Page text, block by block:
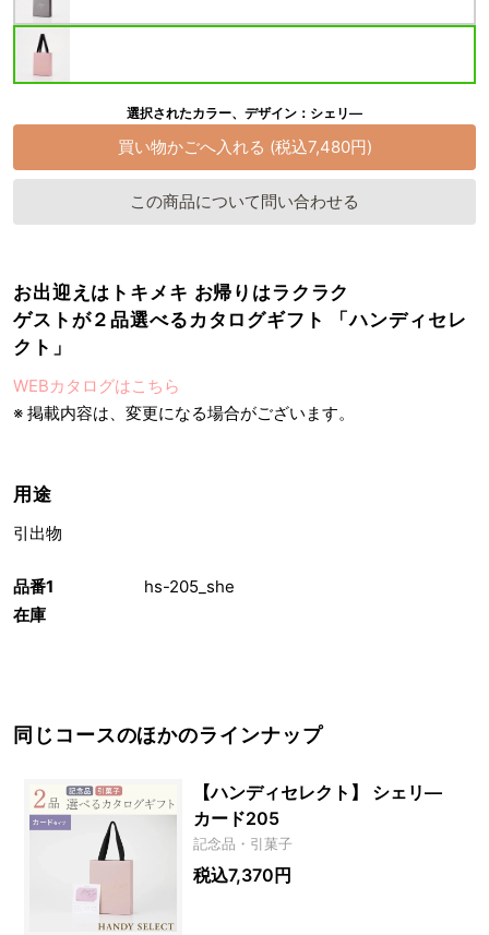
品番1
hs-205_she
在庫
選択されたカラー、デザイン：シェリ―
この商品について問い合わせる
お出迎えはトキメキ お帰りはラクラク
ゲストが２品選べるカタログギフト 「ハンディセレ
クト」
WEBカタログはこちら
※ 掲載内容は、変更になる場合がございます。
用途
引出物
同じコースのほかのラインナップ
【ハンディセレクト】 シェリ―
カード205
記念品・引菓子
税込7,370円